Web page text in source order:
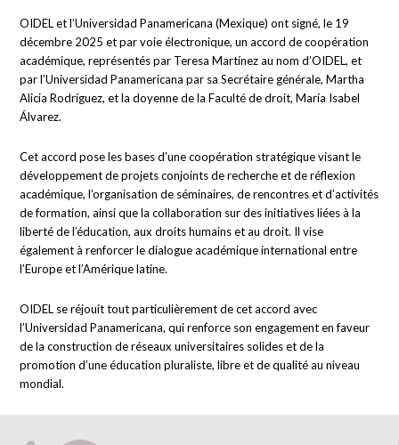
OIDEL et l’Universidad Panamericana (Mexique) ont signé, le 19
décembre 2025 et par voie électronique, un accord de coopération
académique, représentés par Teresa Martínez au nom d’OIDEL, et
par l’Universidad Panamericana par sa Secrétaire générale, Martha
Alicia Rodríguez, et la doyenne de la Faculté de droit, María Isabel
Álvarez.
Cet accord pose les bases d’une coopération stratégique visant le
développement de projets conjoints de recherche et de réflexion
académique, l’organisation de séminaires, de rencontres et d’activités
de formation, ainsi que la collaboration sur des initiatives liées à la
liberté de l’éducation, aux droits humains et au droit. Il vise
également à renforcer le dialogue académique international entre
l’Europe et l’Amérique latine.
OIDEL se réjouit tout particulièrement de cet accord avec
l’Universidad Panamericana, qui renforce son engagement en faveur
de la construction de réseaux universitaires solides et de la
promotion d’une éducation pluraliste, libre et de qualité au niveau
mondial.